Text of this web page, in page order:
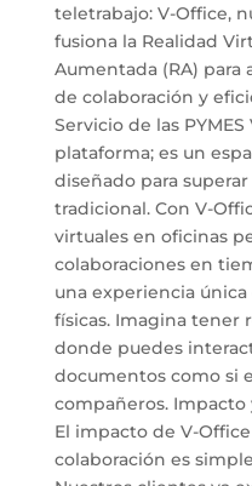
teletrabajo: V-Office,
fusiona la Realidad
Aumentada (RA)
de colaboración y
Servicio de las
plataforma; es un
diseñado para
tradicional. Con V-
virtuales en oficinas
colaboraciones en
una experiencia
físicas. Imagina tener
donde puedes
documentos como si
compañeros.
El impacto de V-
colaboración es